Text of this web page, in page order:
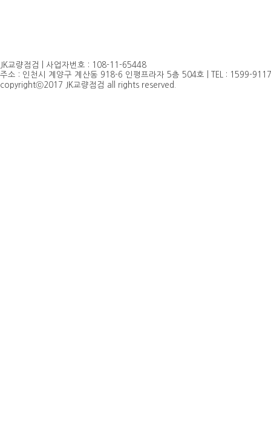
JK교량점검 | 사업자번호 : 108-11-65448
주소 : 인천시 계양구 계산동 918-6 인평프라자 5층 504호 | TEL : 1599-
copyrightⓒ2017 JK교량점검 all rights reserved.